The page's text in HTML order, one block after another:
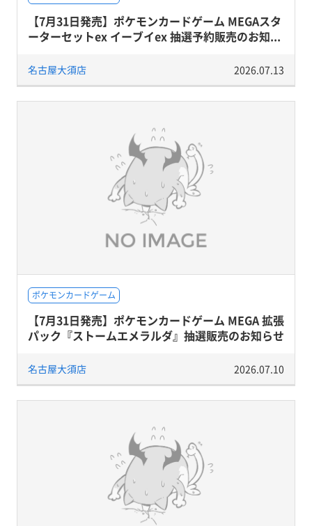
【7月31日発売】ポケモンカードゲーム MEGAスタ
ーターセットex イーブイex 抽選予約販売のお知...
名古屋大須店 2026.07.13
ポケモンカードゲーム
【7月31日発売】ポケモンカードゲーム MEGA 拡張
パック『ストームエメラルダ』抽選販売のお知らせ
名古屋大須店 2026.07.10